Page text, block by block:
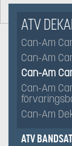
ATV
Can-Am
Can-Am
Can-Am
Can-Am
Can-Am
ATV